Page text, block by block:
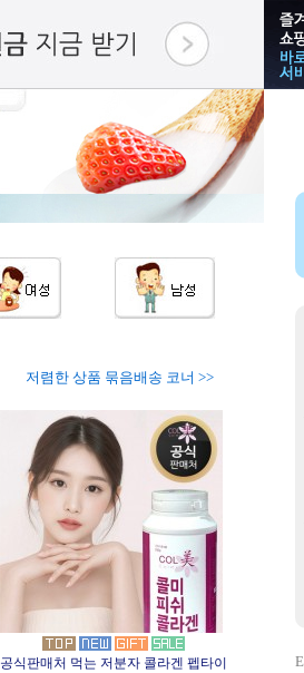
저렴한 상품 묶음배송 코너 >>
공식판매처 먹는 저분자 콜라겐 펩타이